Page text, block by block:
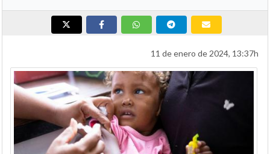
11 de enero de 2024, 13:37h